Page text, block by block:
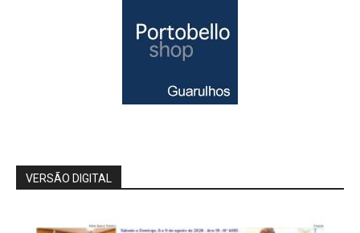
VERSÃO DIGITAL